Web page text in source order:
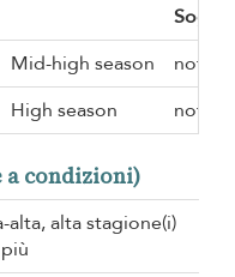
Mid-high season
notte
High season notte
a condizioni)
alta, alta stagione(i)